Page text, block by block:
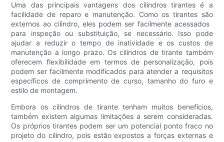
Uma das principais vantagens dos cilindros tirantes é a
facilidade de reparo e manutenção. Como os tirantes são
externos ao cilindro, eles podem ser facilmente acessados ​​
para inspeção ou substituição, se necessário. Isso pode
ajudar a reduzir o tempo de inatividade e os custos de
manutenção a longo prazo. Os cilindros de tirante também
oferecem flexibilidade em termos de personalização, pois
podem ser facilmente modificados para atender a requisitos
específicos de comprimento de curso, tamanho do furo e
estilo de montagem.
Embora os cilindros de tirante tenham muitos benefícios,
também existem algumas limitações a serem consideradas.
Os próprios tirantes podem ser um potencial ponto fraco no
projeto do cilindro, pois estão expostos a forças externas e